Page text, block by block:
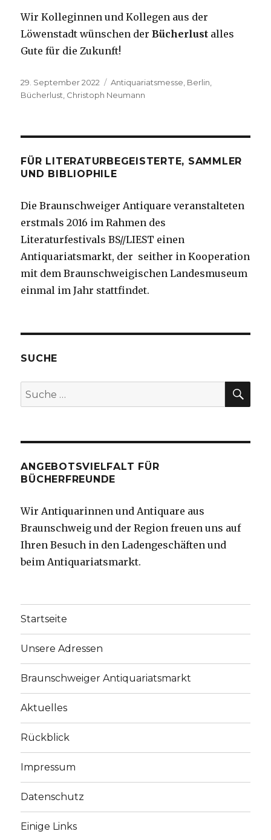
Wir Kolleginnen und Kollegen aus der
Löwenstadt wünschen derBücherlust alles
Gute für die Zukunft!
Veröffentlicht
am
29. September 2022 Schlagwörter
Antiquariatsmesse Berlin
Bücherlust Christoph Neumann
FÜR LITERATURBEGEISTERTE, SAMMLER
UND BIBLIOPHILE
Die Braunschweiger Antiquare veranstalteten
erstmals 2016 im Rahmen des
Literaturfestivals BS//LIEST einen
Antiquariatsmarkt, der seither in Kooperation
mit dem Braunschweigischen Landesmuseum
einmal im Jahr stattfindet.
SUCHE
Suche
nach:
ANGEBOTSVIELFALT FÜR
BÜCHERFREUNDE
Wir Antiquarinnen und Antiquare aus
Braunschweig und der Region freuen uns auf
Ihren Besuch in den Ladengeschäften und
beim Antiquariatsmarkt.
Startseite
Unsere Adressen
Braunschweiger Antiquariatsmarkt
Aktuelles
Rückblick
Impressum
Datenschutz
Einige Links